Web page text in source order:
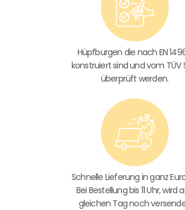
Hüpfburgen die nach EN
konstruiert sind und vom TÜV
überprüft werden.
Schnelle Lieferung in ganz
Bei Bestellung bis 11 Uhr, wird
gleichen Tag noch